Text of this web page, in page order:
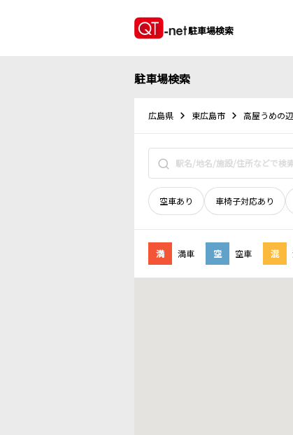
駐車場検索
駐車場検索
広島県 東広島市 高屋うめの辺
空車あり 車椅子対応あり
満 満車 空 空車 混